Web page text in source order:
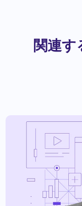
関連